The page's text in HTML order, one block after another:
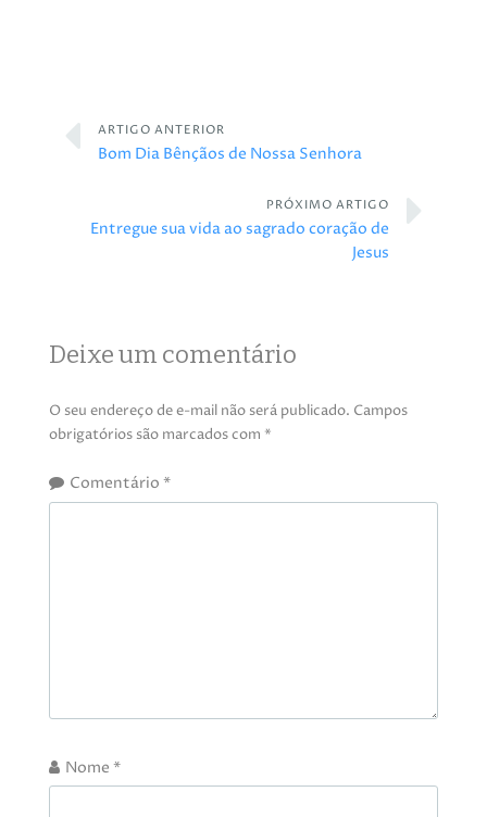
ARTIGO ANTERIOR
Bom Dia Bênçãos de Nossa Senhora
PRÓXIMO ARTIGO
Entregue sua vida ao sagrado coração de
Jesus
Deixe um comentário
O seu endereço de e-mail não será publicado. Campos
obrigatórios são marcados com *
Comentário *
Nome *